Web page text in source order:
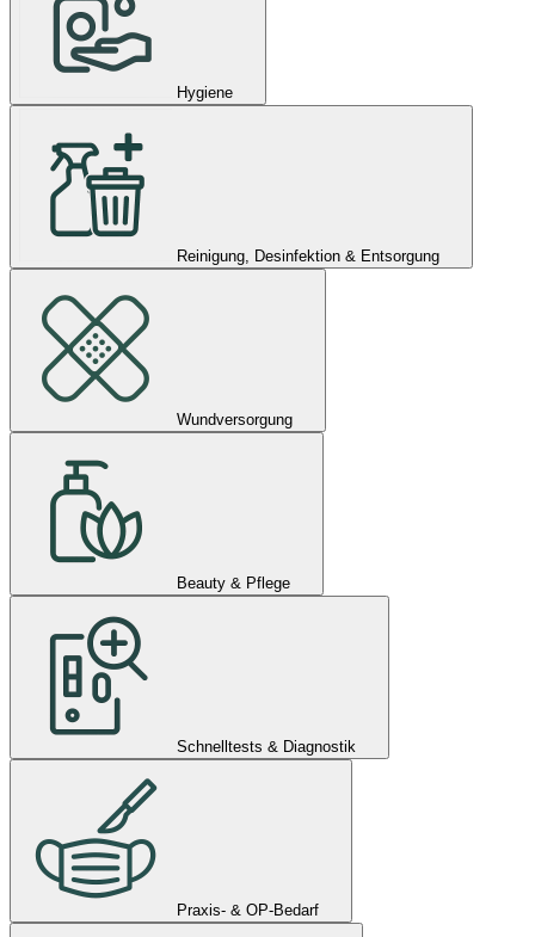
Hygiene
Reinigung, Desinfektion & Entsorgung
Wundversorgung
Beauty & Pflege
Schnelltests & Diagnostik
Praxis- & OP-Bedarf